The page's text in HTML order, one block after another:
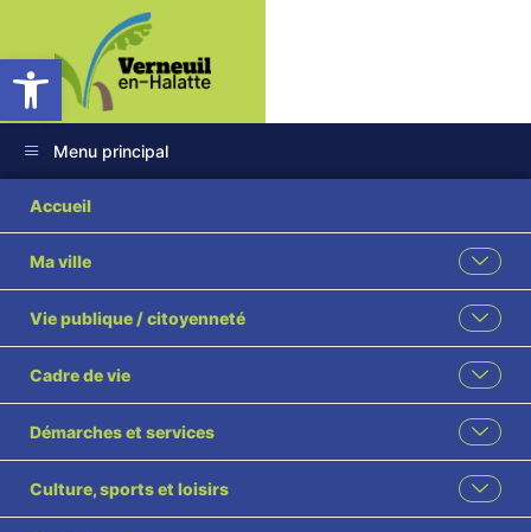
Ouvrir la barre d’outils
Menu principal
Accueil
Ma ville
Vie publique / citoyenneté
Cadre de vie
Démarches et services
Culture, sports et loisirs
2025-25
Autorisation du
Maire signature
mapa travaux
d’aménagement
espaces verts visé